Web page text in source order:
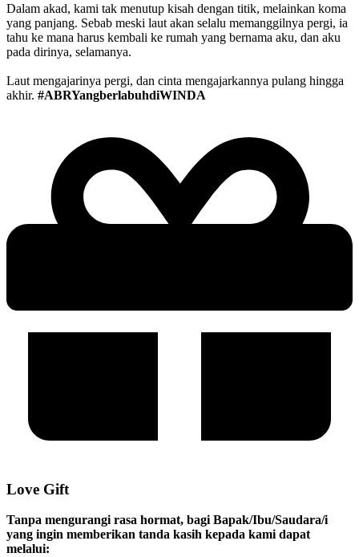
Dalam akad, kami tak menutup kisah dengan titik, melainkan koma
yang panjang. Sebab meski laut akan selalu memanggilnya pergi, ia
tahu ke mana harus kembali ke rumah yang bernama aku, dan aku
pada dirinya, selamanya.
Laut mengajarinya pergi, dan cinta mengajarkannya pulang hingga
akhir. #ABRYangberlabuhdiWINDA
Love Gift
Tanpa mengurangi rasa hormat, bagi Bapak/Ibu/Saudara/i
yang ingin memberikan tanda kasih kepada kami dapat
melalui: